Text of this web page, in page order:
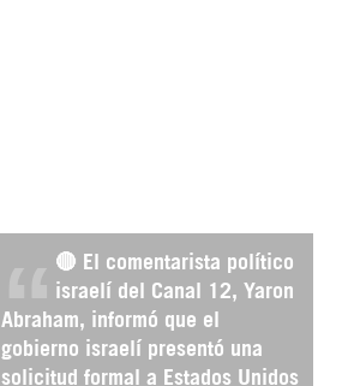
🔴 El comentarista político
israelí del Canal 12, Yaron
Abraham, informó que el
gobierno israelí presentó una
solicitud formal a Estados Unidos